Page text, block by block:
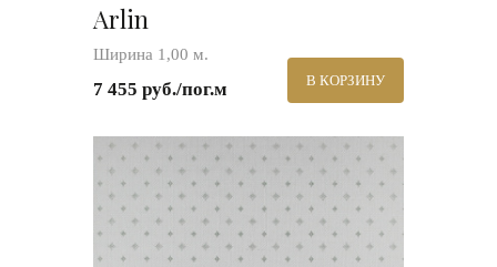
Arlin
Ширина 1,00 м.
7 455 руб./пог.м В КОРЗИНУ